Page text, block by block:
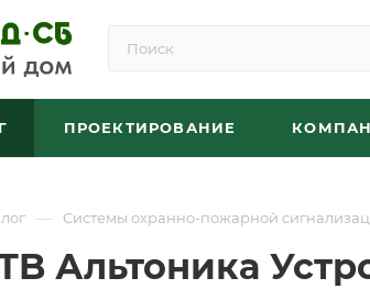
ПРОЕКТИРОВАНИЕ
— Системы охранно-пожарной
Альтоника